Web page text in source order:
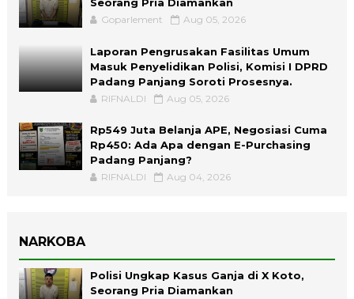
Goparlement Aug 05, 2026
Laporan Pengrusakan Fasilitas Umum
Masuk Penyelidikan Polisi, Komisi I DPRD
Padang Panjang Soroti Prosesnya.
RIFNALDI Aug 05, 2026
Rp549 Juta Belanja APE, Negosiasi Cuma
Rp450: Ada Apa dengan E-Purchasing
Padang Panjang?
RIFNALDI Aug 04, 2026
NARKOBA
Polisi Ungkap Kasus Ganja di X Koto,
Seorang Pria Diamankan